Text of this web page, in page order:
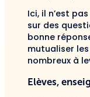
Ici, il n’est
sur des
bonne
mutualiser
nombreux à
Elèves,